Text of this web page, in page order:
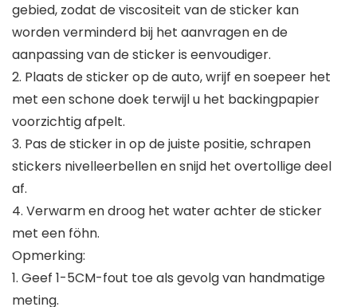
gebied, zodat de viscositeit van de sticker kan
worden verminderd bij het aanvragen en de
aanpassing van de sticker is eenvoudiger.
2. Plaats de sticker op de auto, wrijf en soepeer het
met een schone doek terwijl u het backingpapier
voorzichtig afpelt.
3. Pas de sticker in op de juiste positie, schrapen
stickers nivelleerbellen en snijd het overtollige deel
af.
4. Verwarm en droog het water achter de sticker
met een föhn.
Opmerking:
1. Geef 1-5CM-fout toe als gevolg van handmatige
meting.